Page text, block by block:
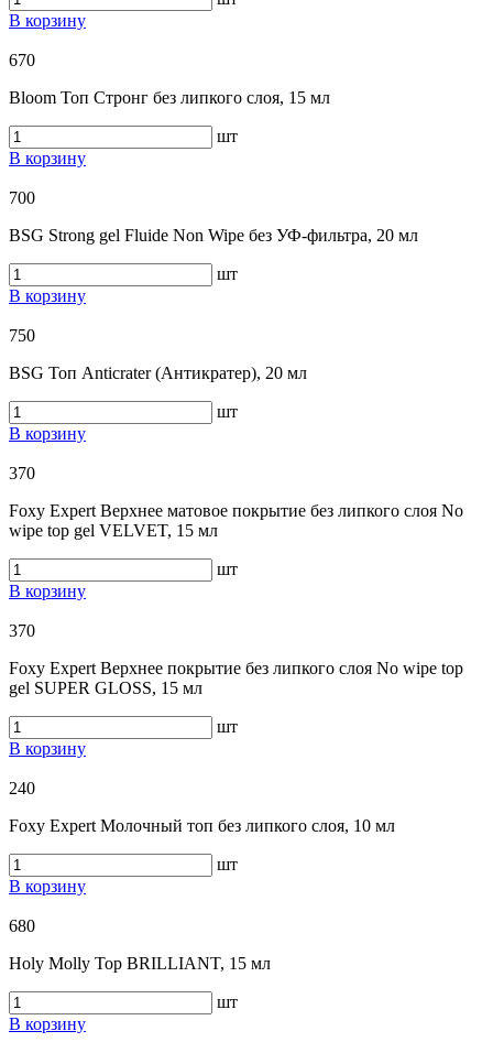
В корзину
670
Bloom Топ Стронг без липкого слоя, 15 мл
шт
В корзину
700
BSG Strong gel Fluide Non Wipe без УФ-фильтра, 20 мл
шт
В корзину
750
BSG Топ Anticrater (Антикратер), 20 мл
шт
В корзину
370
Foxy Expert Верхнее матовое покрытие без липкого слоя No
wipe top gel VELVET, 15 мл
шт
В корзину
370
Foxy Expert Верхнее покрытие без липкого слоя No wipe top
gel SUPER GLOSS, 15 мл
шт
В корзину
240
Foxy Expert Молочный топ без липкого слоя, 10 мл
шт
В корзину
680
Holy Molly Top BRILLIANT, 15 мл
шт
В корзину